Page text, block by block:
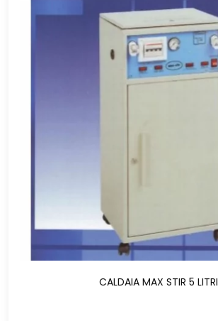
CALDAIA MAX STIR 5 LITRI